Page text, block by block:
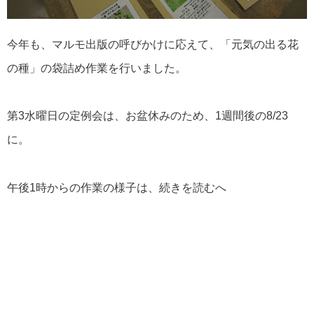
今年も、マルモ出版の呼びかけに応えて、「元気の出る花
の種」の袋詰め作業を行いました。
第3水曜日の定例会は、お盆休みのため、1週間後の8/23
に。
午後1時からの作業の様子は、続きを読むへ